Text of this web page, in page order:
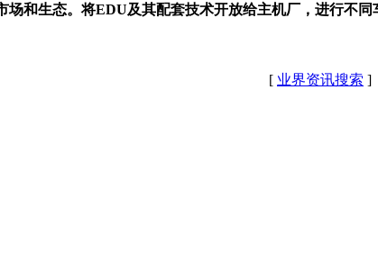
和生态。将EDU及其配套技术开放给主机厂，进行不同
[ 业界资讯搜索 ]